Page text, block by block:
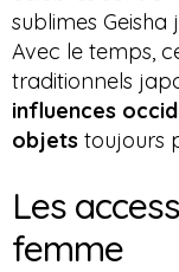
sublimes Geisha
Avec le temps,
traditionnels
influences
objets toujours
Les
femme